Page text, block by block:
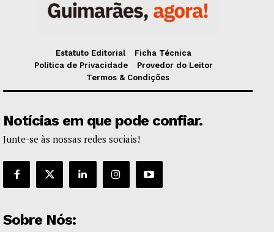
Estatuto Editorial
Ficha Técnica
Política de Privacidade
Provedor do Leitor
Termos & Condições
Notícias em que pode confiar.
Junte-se às nossas redes sociais!
Sobre Nós: